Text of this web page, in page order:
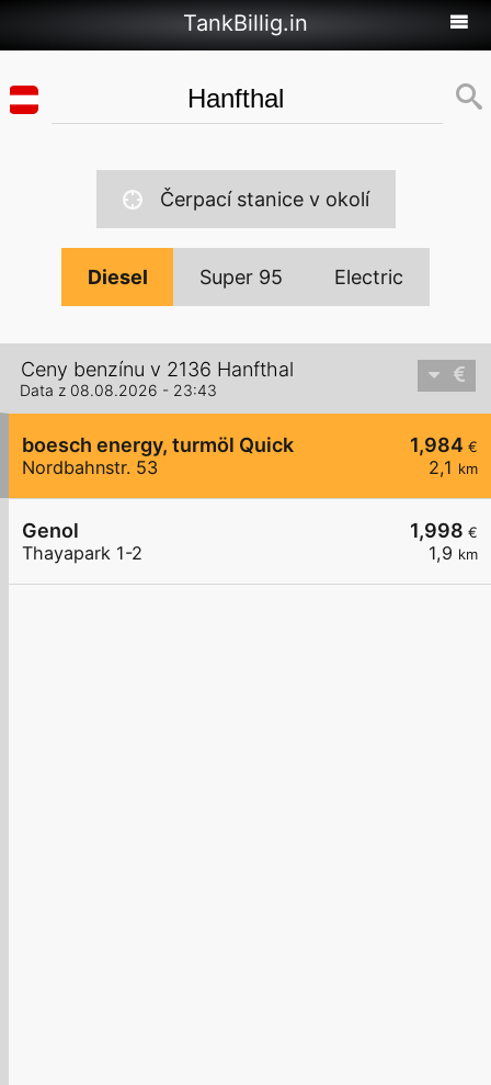
TankBillig.in
Čerpací stanice v okolí
Diesel Super 95 Electric
Ceny benzínu v 2136 Hanfthal
Data z 08.08.2026 - 23:43
1,984 €
2,1 km
boesch energy, turmöl Quick
Nordbahnstr. 53
1,998 €
1,9 km
Genol
Thayapark 1-2